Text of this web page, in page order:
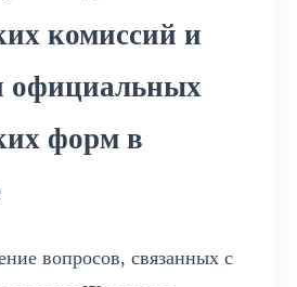
комиссий и
официальных
форм в
вопросов, связанных с